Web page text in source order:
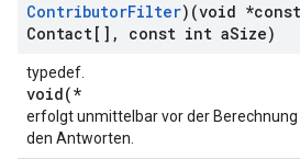
ContributorFilter)(void
Contact[] , const int aSize)
typedef.
void(*
erfolgt unmittelbar vor der
den Antworten.